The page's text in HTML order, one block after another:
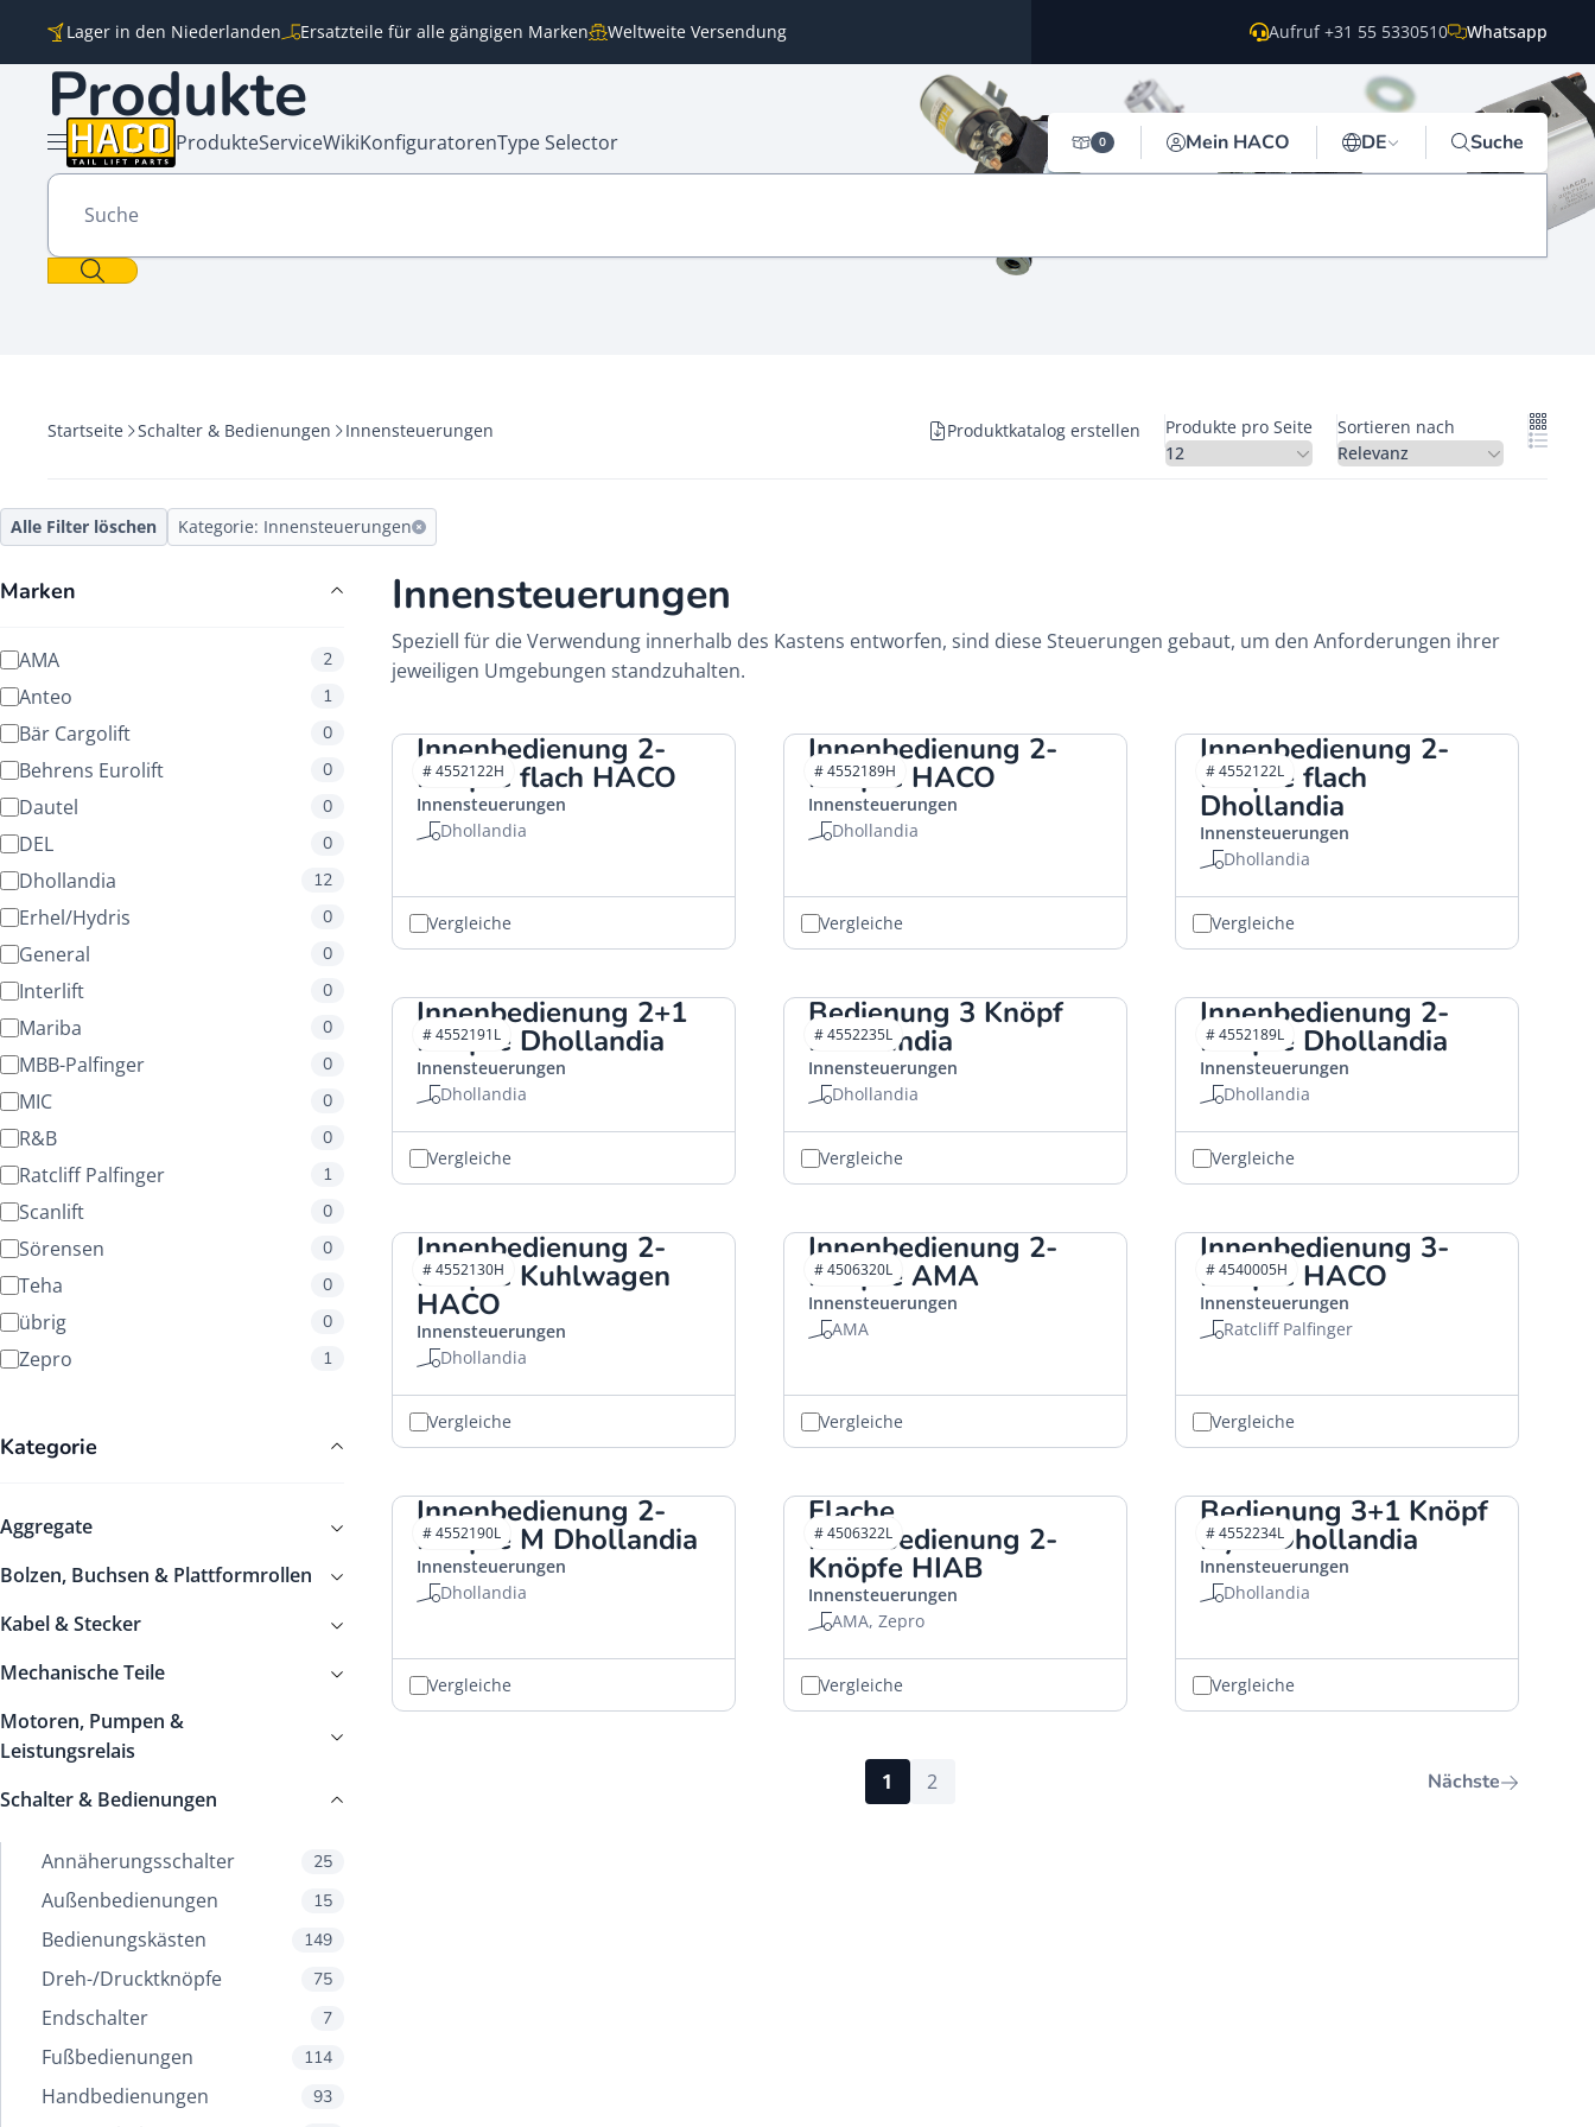
Lager in den Niederlanden Ersatzteile für alle gängigen Marken Weltweite Versendung Aufruf +31 55 5330510 Whatsapp
Menü öffnen
ProdukteServiceWikiKonfiguratorenType Selector 0 Mein HACO DE Suche
Produkte
Suche
Startseite Schalter & Bedienungen Innensteuerungen Produktkatalog erstellen Produkte pro Seite Sortieren nach
Alle Filter löschen Kategorie: Innensteuerungen
Marken
AMA 2
Anteo 1
Bär Cargolift 0
Behrens Eurolift 0
Dautel 0
DEL 0
Dhollandia 12
Erhel/Hydris 0
General 0
Interlift 0
Mariba 0
MBB-Palfinger 0
MIC 0
R&B 0
Ratcliff Palfinger 1
Scanlift 0
Sörensen 0
Teha 0
übrig 0
Zepro 1
Kategorie
Aggregate
Bolzen, Buchsen & Plattformrollen
Kabel & Stecker
Mechanische Teile
Motoren, Pumpen &
Leistungsrelais
Schalter & Bedienungen
Annäherungsschalter 25
Außenbedienungen 15
Bedienungskästen 149
Dreh-/Drucktknöpfe 75
Endschalter 7
Fußbedienungen 114
Handbedienungen 93
Innensteuerungen
Speziell für die Verwendung innerhalb des Kastens entworfen, sind diese Steuerungen gebaut, um den Anforderungen ihrer
jeweiligen Umgebungen standzuhalten.
Innenbedienung 2-
Knöpfe flach HACO
Innensteuerungen
Dhollandia
# 4552122H
Vergleiche
Innenbedienung 2-
Knöpfe HACO
Innensteuerungen
Dhollandia
# 4552189H
Vergleiche
Innenbedienung 2-
Knöpfe flach
Dhollandia
Innensteuerungen
Dhollandia
# 4552122L
Vergleiche
Innenbedienung 2+1
Knöpfe Dhollandia
Innensteuerungen
Dhollandia
# 4552191L
Vergleiche
Bedienung 3 Knöpf
Dhollandia
Innensteuerungen
Dhollandia
# 4552235L
Vergleiche
Innenbedienung 2-
Knöpfe Dhollandia
Innensteuerungen
Dhollandia
# 4552189L
Vergleiche
Innenbedienung 2-
Knöpfe Kuhlwagen
HACO
Innensteuerungen
Dhollandia
# 4552130H
Vergleiche
Innenbedienung 2-
Knöpfe AMA
Innensteuerungen
AMA
# 4506320L
Vergleiche
Innenbedienung 3-
Knöpfe HACO
Innensteuerungen
Ratcliff Palfinger
# 4540005H
Vergleiche
Innenbedienung 2-
Knöpfe M Dhollandia
Innensteuerungen
Dhollandia
# 4552190L
Vergleiche
Flache
Innenbedienung 2-
Knöpfe HIAB
Innensteuerungen
AMA, Zepro
# 4506322L
Vergleiche
Bedienung 3+1 Knöpf
Hydr Dhollandia
Innensteuerungen
Dhollandia
# 4552234L
Vergleiche
1 2 Nächste